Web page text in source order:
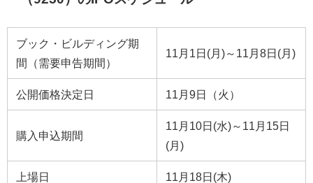
ブック・ビルディング期
間（需要申告期間）
11月1日(月)～11月8日(月)
公開価格決定日 11月9日（火）
購入申込期間
11月10日(水)～11月15日
(月)
上場日 11月18日(木)